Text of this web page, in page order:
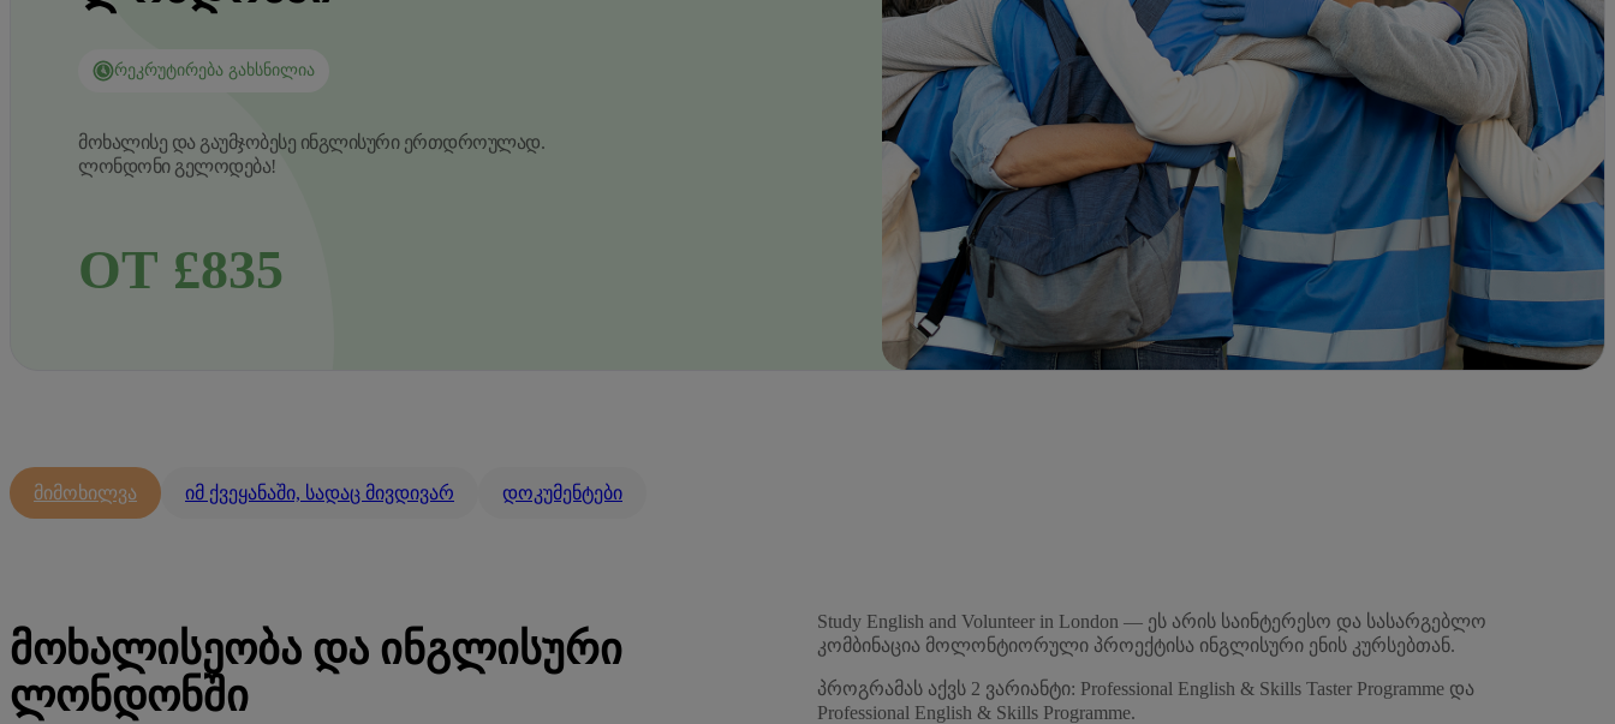
ᲠᲔᲙᲠᲣᲢᲘᲠᲔᲑᲐ ᲒᲐᲮᲡᲜᲘᲚᲘᲐ
მოხალისე და გაუმჯობესე ინგლისური ერთდროულად.
ლონდონი გელოდება!
ОТ £835
მიმოხილვა იმ ქვეყანაში, სადაც მივდივარ დოკუმენტები
ᲛᲝᲮᲐᲚᲘᲡᲔᲝᲑᲐ ᲓᲐ ᲘᲜᲒᲚᲘᲡᲣᲠᲘ
ᲚᲝᲜᲓᲝᲜᲨᲘ
Study English and Volunteer in London — ეს არის საინტერესო და სასარგებლო
კომბინაცია მოლონტიორული პროექტისა ინგლისური ენის კურსებთან.
პროგრამას აქვს 2 ვარიანტი: Professional English & Skills Taster Programme და
Professional English & Skills Programme.